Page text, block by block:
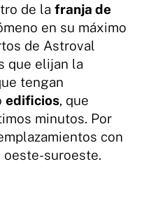
de la franja de
en su máximo
de Astroval
que elijan la
tengan
edificios, que
minutos. Por
con
oeste-suroeste.